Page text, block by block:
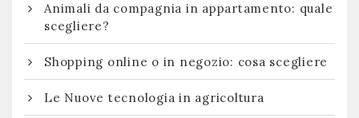
Animali da compagnia in appartamento: quale
scegliere?
Shopping online o in negozio: cosa scegliere
Le Nuove tecnologia in agricoltura